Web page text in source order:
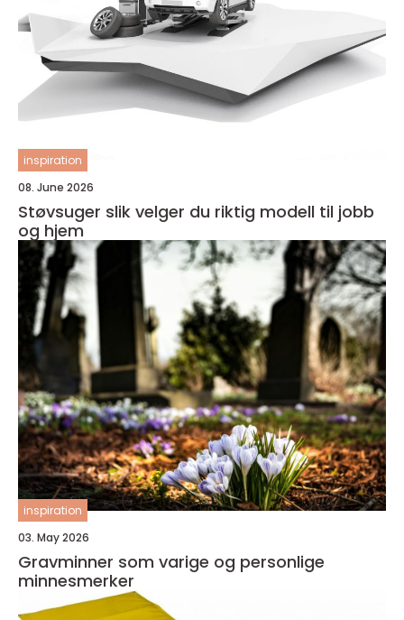
inspiration
08. June 2026
Støvsuger slik velger du riktig modell til jobb
og hjem
inspiration
03. May 2026
Gravminner som varige og personlige
minnesmerker